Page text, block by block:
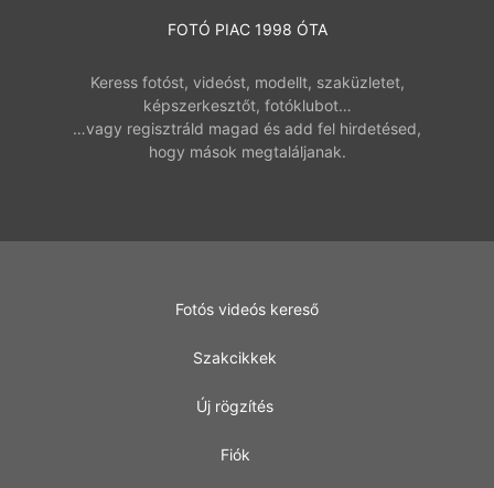
FOTÓ PIAC 1998 ÓTA
Keress fotóst, videóst, modellt, szaküzletet,
képszerkesztőt, fotóklubot…
…vagy regisztráld magad és add fel hirdetésed,
hogy mások megtaláljanak.
Fotós videós kereső
Szakcikkek
Új rögzítés
Fiók